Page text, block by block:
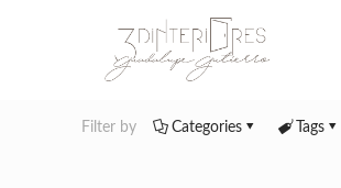
Filter by Categories Tags